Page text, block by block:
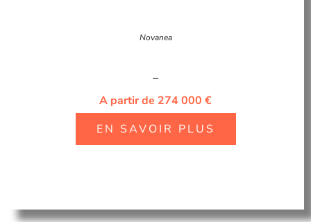
Novanea
–
A partir de 274 000 €
EN SAVOIR PLUS